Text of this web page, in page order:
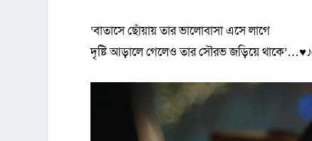
‘বাতাসে ছোঁয়ায় তার ভালোবাসা এসে লাগে
দৃষ্টি আড়ালে গেলেও তার সৌরভ জড়িয়ে থাকে’…♥♪